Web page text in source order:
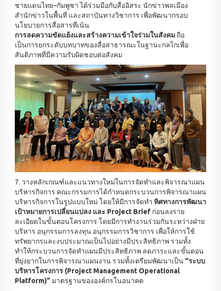
ชายแดนไทย–กัมพูชา ได้ร่วมมือกับสื่ออิสระ นักข่าวพลเมือง
สำนักข่าวในพื้นที่ และสถาบันทางวิชาการ เพื่อพัฒนากรอบ
นโยบายการสื่อสารที่เน้น
การลดความขัดแย้งและสร้างความเข้าใจร่วมในสังคมถือ
เป็นการยกระดับบทบาทของสื่อสาธารณะในฐานะกลไกเพื่อ
สันติภาพที่มีความรับผิดชอบต่อสังคม
7. วางหลักเกณฑ์และแนวทางใหม่ในการจัดทำและพิจารณาแผน
บริหารกิจการ คณะกรรมการได้กำหนดกระบวนการพิจารณาแผน
บริหารกิจการในรูปแบบใหม่ โดยให้มีการจัดทำ ทิศทางการพัฒนา
เป้าหมายการเปลี่ยนแปลง และ Project Brief ก่อนลงราย
ละเอียดในขั้นตอนโครงการ โดยมีการทำงานร่วมกันระหว่างฝ่าย
บริหาร อนุกรรมการลงทุน อนุกรรมการวิชาการ เพื่อให้การใช้
ทรัพยากรและงบประมาณเป็นไปอย่างมีประสิทธิภาพ รวมทั้ง
ทำให้กระบวนการจัดทำแผนมีประสิทธิภาพ ลดภาระและขั้นตอน
ที่ยุ่งยากในการพิจารณาแผนงาน รวมทั้งเตรียมพัฒนาเป็น “ระบบ
บริหารโครงการ (Project Management Operational
Platform)” มาตรฐานขององค์กรในอนาคต